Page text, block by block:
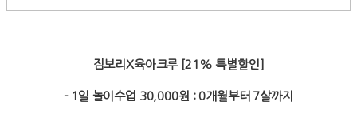
짐보리X육아크루 [21% 특별할인]
- 1일 놀이수업 30,000원 : 0개월부터 7살까지